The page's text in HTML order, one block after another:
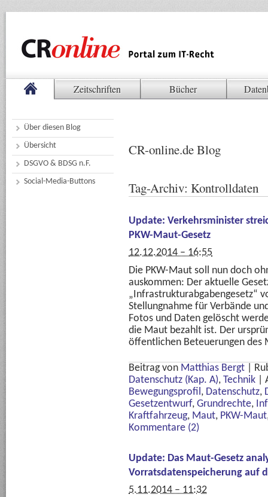
Zeitschriften Bücher
Über diesen Blog
Übersicht
DSGVO & BDSG n.F.
Social-Media-Buttons
CR-online.de Blog
Tag-Archiv: Kontrolldaten
Update: Verkehrsminister
PKW-Maut-Gesetz
12.12.2014 – 16:55
Die PKW-Maut soll nun doch
auskommen: Der aktuelle
„Infrastrukturabgabengesetz“
Stellungnahme für Verbände
Fotos und Daten gelöscht
die Maut bezahlt ist. Der
öffentlichen Beteuerungen des
Beitrag von Matthias Bergt
Datenschutz (Kap. A), Technik
Bewegungsprofil, Datenschutz,
Gesetzentwurf, Grundrechte,
Kraftfahrzeug, Maut, PKW-Maut
Kommentare (2)
Update: Das Maut-Gesetz
Vorratsdatenspeicherung auf
5.11.2014 – 11:32